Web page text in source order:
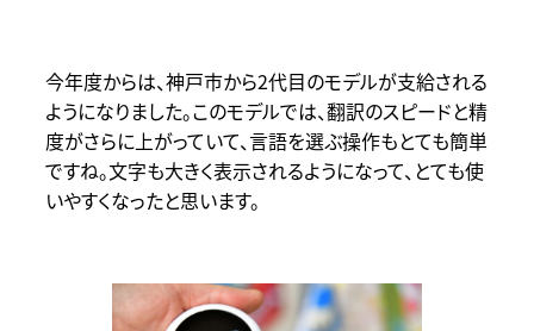
今年度からは、神戸市から2代目のモデルが支給される
ようになりました。このモデルでは、翻訳のスピードと精
度がさらに上がっていて、言語を選ぶ操作もとても簡単
ですね。文字も大きく表示されるようになって、とても使
いやすくなったと思います。